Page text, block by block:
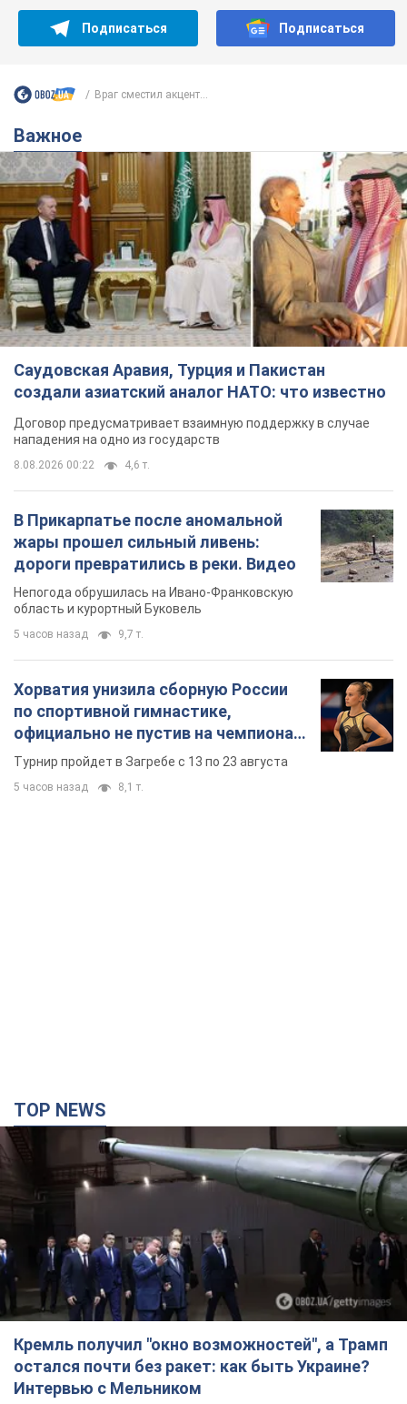
Подписаться Подписаться
Враг сместил акцент...
Важное
Саудовская Аравия, Турция и Пакистан
создали азиатский аналог НАТО: что известно
Договор предусматривает взаимную поддержку в случае
нападения на одно из государств
8.08.2026 00:22 4,6 т.
В Прикарпатье после аномальной
жары прошел сильный ливень:
дороги превратились в реки. Видео
Непогода обрушилась на Ивано-Франковскую
область и курортный Буковель
5 часов назад 9,7 т.
Хорватия унизила сборную России
по спортивной гимнастике,
официально не пустив на чемпионат
Европы основных спортсменов
Турнир пройдет в Загребе с 13 по 23 августа
5 часов назад 8,1 т.
TOP NEWS
Кремль получил "окно возможностей", а Трамп
остался почти без ракет: как быть Украине?
Интервью с Мельником